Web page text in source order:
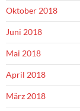
Oktober 2018
Juni 2018
Mai 2018
April 2018
März 2018